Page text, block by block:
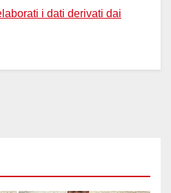
i dati derivati dai